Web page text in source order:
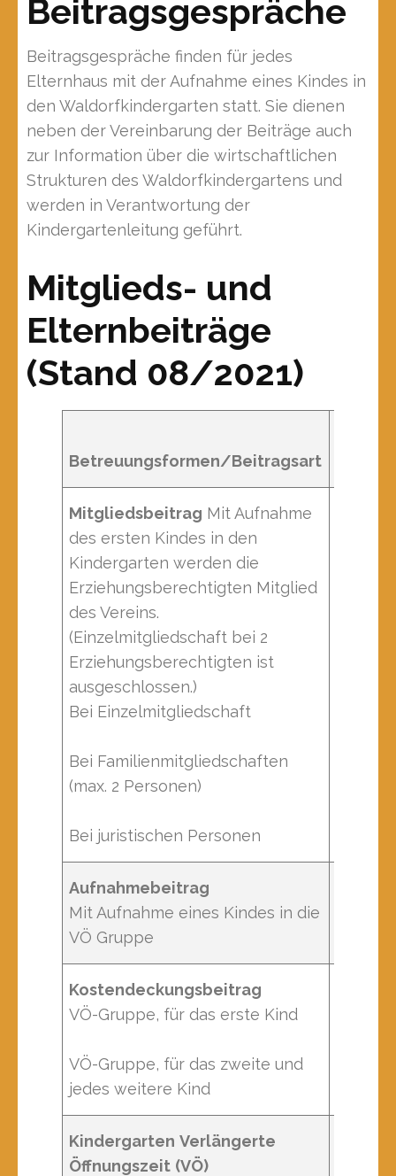
Beitragsgespräche
Beitragsgespräche finden für jedes
Elternhaus mit der Aufnahme eines Kindes in
den Waldorfkindergarten statt. Sie dienen
neben der Vereinbarung der Beiträge auch
zur Information über die wirtschaftlichen
Strukturen des Waldorfkindergartens und
werden in Verantwortung der
Kindergartenleitung geführt.
Mitglieds- und
Elternbeiträge
(Stand 08/2021)
Betreuungsformen/Beitragsart
Mitgliedsbeitrag Mit Aufnahme
des ersten Kindes in den
Kindergarten werden die
Erziehungsberechtigten Mitglied
des Vereins.
(Einzelmitgliedschaft bei 2
Erziehungsberechtigten ist
ausgeschlossen.)
Bei Einzelmitgliedschaft
Bei Familienmitgliedschaften
(max. 2 Personen)
Bei juristischen Personen
Aufnahmebeitrag
Mit Aufnahme eines Kindes in die
VÖ Gruppe
Kostendeckungsbeitrag
VÖ-Gruppe, für das erste Kind
VÖ-Gruppe, für das zweite und
jedes weitere Kind
Kindergarten Verlängerte
Öffnungszeit (VÖ)